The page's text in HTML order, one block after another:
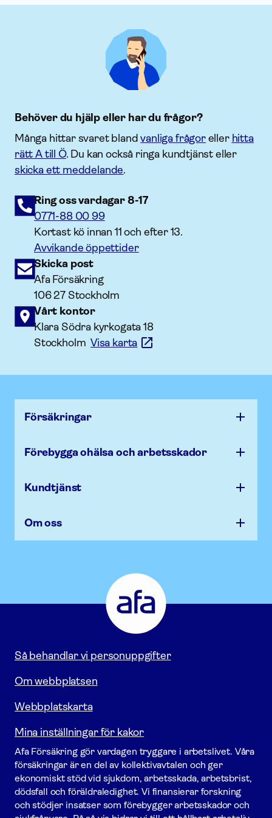
Behöver du hjälp eller har du frågor?
Många hittar svaret blandvanliga frågoreller hitta
rätt A till Ö. Du kan också ringa kundtjänst eller
skicka ett meddelande.
Ring oss vardagar 8-17
0771-88 00 99
Kortast kö innan 11 och efter 13.
Avvikande öppettider
Skicka post
Afa Försäkring
106 27 Stockholm
Vårt kontor
Klara Södra kyrkogata 18
StockholmVisa karta
Försäk­ringar
Förebygga ohälsa och arbets­skador
Kundtjänst
Om oss
Försäkring
Gå
till
startsidan
Så behandlar vi personuppgifter
Om webbplatsen
Webbplatskarta
Mina inställningar för kakor
Afa För­säkring gör vardagen tryggare i arbetslivet. Våra
försäk­ringar är en del av kollektivavtalen och ger
ekonomiskt stöd vid sjukdom, arbetsskada, arbetsbrist,
dödsfall och föräldraledighet. Vi finansierar forskning
och stödjer insatser som förebygger arbets­skador och